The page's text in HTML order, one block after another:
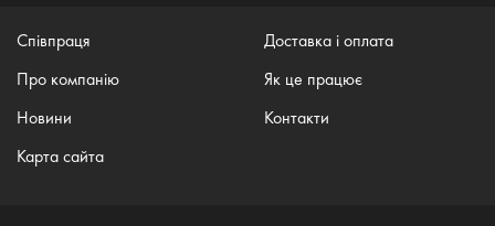
Співпраця
Про компанію
Новини
Карта сайта
Доставка і оплата
Як це працює
Контакти